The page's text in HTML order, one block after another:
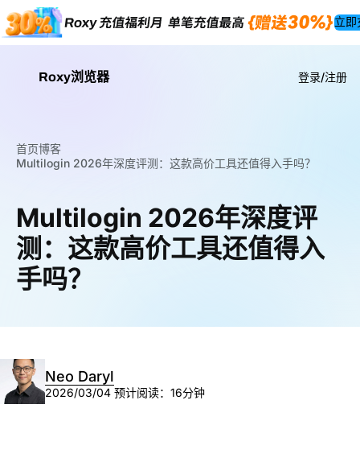
立即
Roxy浏览器 登录/注册
首页博客
Multilogin 2026年深度评测：这款高价工具还值得入手吗？
Multilogin 2026年深度评
测：这款高价工具还值得入
手吗？
Neo Daryl
2026/03/04 预计阅读：16分钟